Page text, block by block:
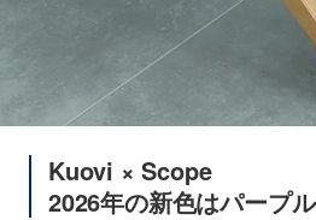
Kuovi × Scope
2026年の新色はパープル